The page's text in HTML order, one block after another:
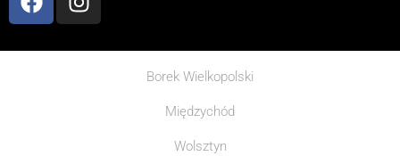
Borek Wielkopolski
Międzychód
Wolsztyn